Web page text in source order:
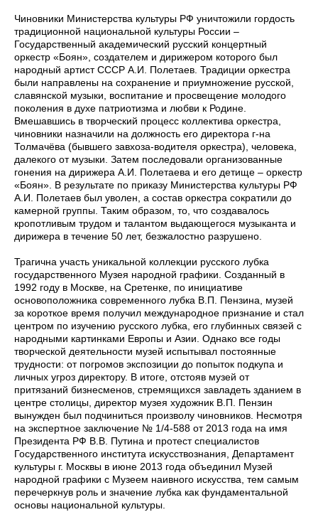
Чиновники Министерства культуры РФ уничтожили гордость
традиционной национальной культуры России –
Государственный академический русский концертный
оркестр «Боян», создателем и дирижером которого был
народный артист СССР А.И. Полетаев. Традиции оркестра
были направлены на сохранение и приумножение русской,
славянской музыки, воспитание и просвещение молодого
поколения в духе патриотизма и любви к Родине.
Вмешавшись в творческий процесс коллектива оркестра,
чиновники назначили на должность его директора г-на
Толмачёва (бывшего завхоза-водителя оркестра), человека,
далекого от музыки. Затем последовали организованные
гонения на дирижера А.И. Полетаева и его детище – оркестр
«Боян». В результате по приказу Министерства культуры РФ
А.И. Полетаев был уволен, а состав оркестра сократили до
камерной группы. Таким образом, то, что создавалось
кропотливым трудом и талантом выдающегося музыканта и
дирижера в течение 50 лет, безжалостно разрушено.
Трагична участь уникальной коллекции русского лубка
государственного Музея народной графики. Созданный в
1992 году в Москве, на Сретенке, по инициативе
основоположника современного лубка В.П. Пензина, музей
за короткое время получил международное признание и стал
центром по изучению русского лубка, его глубинных связей с
народными картинками Европы и Азии. Однако все годы
творческой деятельности музей испытывал постоянные
трудности: от погромов экспозиции до попыток подкупа и
личных угроз директору. В итоге, отстояв музей от
притязаний бизнесменов, стремящихся завладеть зданием в
центре столицы, директор музея художник В.П. Пензин
вынужден был подчиниться произволу чиновников. Несмотря
на экспертное заключение № 1/4-588 от 2013 года на имя
Президента РФ В.В. Путина и протест специалистов
Государственного института искусствознания, Департамент
культуры г. Москвы в июне 2013 года объединил Музей
народной графики с Музеем наивного искусства, тем самым
перечеркнув роль и значение лубка как фундаментальной
основы национальной культуры.